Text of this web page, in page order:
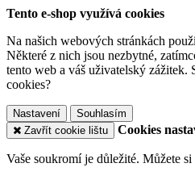
Tento e-shop využívá cookies
Na našich webových stránkách
Některé z nich jsou nezbytné,
tento web a váš uživatelský zážitek.
cookies?
Nastavení
Souhlasím
Zavřít cookie lištu
Cookies
Vaše soukromí je důležité. Můžete